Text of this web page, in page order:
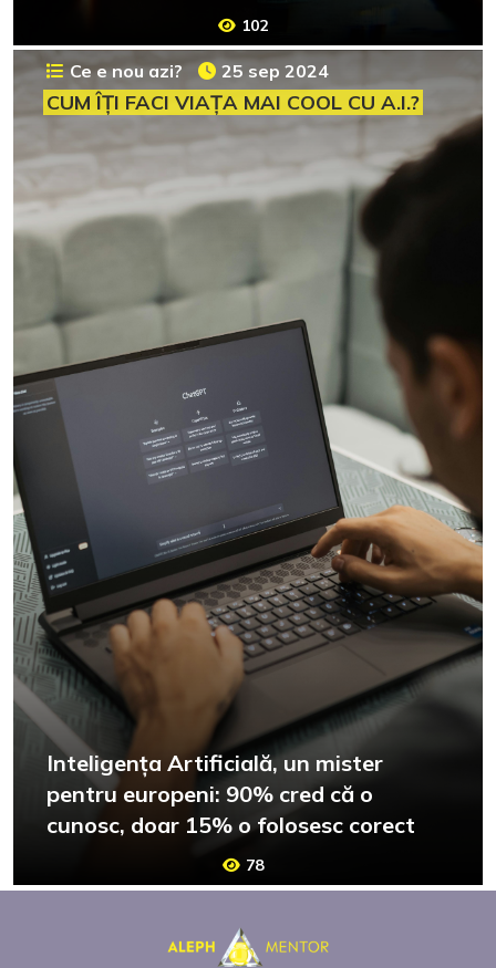
102
Ce e nou azi? 25 sep 2024
CUM ÎȚI FACI VIAȚA MAI COOL CU A.I.?
Inteligența Artificială, un mister
pentru europeni: 90% cred că o
cunosc, doar 15% o folosesc corect
78